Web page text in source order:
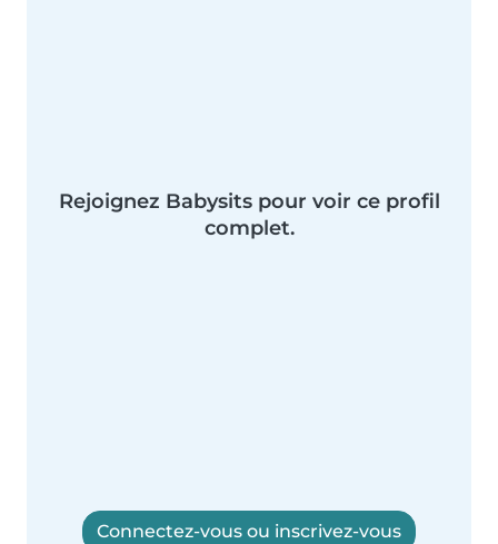
Rejoignez Babysits pour voir ce profil
complet.
Connectez-vous ou inscrivez-vous